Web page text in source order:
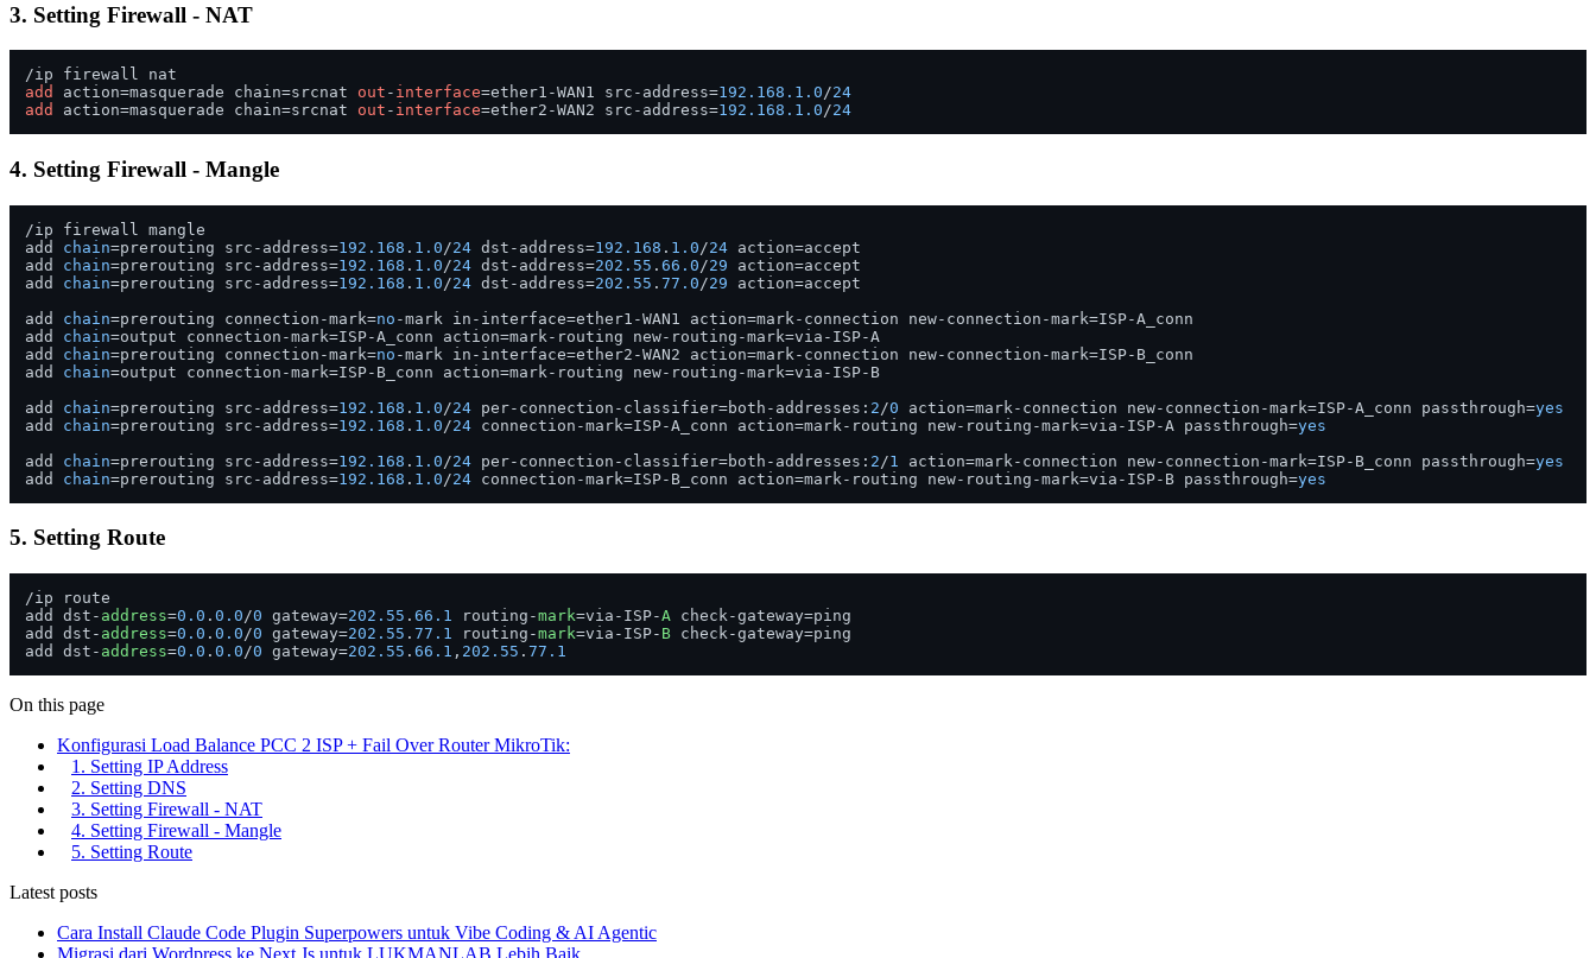
3. Setting Firewall - NAT
add
action=masquerade chain=srcnat out - interface=ether1-WAN1 src-address=192.168 .1 .0/24
add
action=masquerade chain=srcnat out - interface=ether2-WAN2 src-address=192.168 .1 .0/24
4. Setting Firewall - Mangle
/ip firewall mangle
add chain=prerouting src-address=192.168 . 1.0 /24 dst-address=192.168 . 1.0 /24 action=accept
add chain=prerouting src-address=192.168 . 1.0 /24 dst-address=202.55 . 66.0 /29 action=accept
add chain=prerouting src-address=192.168 . 1.0 /24 dst-address=202.55 . 77.0 /29 action=accept
add chain=prerouting connection-mark=no -mark in-interface=ether1-WAN1 action=mark-connection new-connection-mark=ISP-A_conn
add chain=output connection-mark=ISP-A_conn action=mark-routing new-routing-mark=via-ISP-A
add chain=prerouting connection-mark=no -mark in-interface=ether2-WAN2 action=mark-connection new-connection-mark=ISP-B_conn
add chain=output connection-mark=ISP-B_conn action=mark-routing new-routing-mark=via-ISP-B
add chain=prerouting src-address=192.168 . 1.0 /24 per-connection-classifier=both-addresses: 2 /0 action=mark-connection new-connection-mark=ISP-A_conn passthrough=yes
add chain=prerouting src-address=192.168 . 1.0 /24 connection-mark=ISP-A_conn action=mark-routing new-routing-mark=via-ISP-A passthrough=yes
add chain=prerouting src-address=192.168 . 1.0 /24 per-connection-classifier=both-addresses: 2 /1 action=mark-connection new-connection-mark=ISP-B_conn passthrough=yes
add chain=prerouting src-address=192.168 . 1.0 /24 connection-mark=ISP-B_conn action=mark-routing new-routing-mark=via-ISP-B passthrough=yes
5. Setting Route
/ip route
add dst- address=0.0 . 0.0/0 gateway=202.55 . 66.1 routing-mark=via-ISP-A check-gateway=ping
add dst- address=0.0 . 0.0/0 gateway=202.55 . 77.1 routing-mark=via-ISP- B check-gateway=ping
add dst- address=0.0 . 0.0/0 gateway=202.55 . 66.1 , 202.55 . 77.1
On this page
Konfigurasi Load Balance PCC 2 ISP + Fail Over Router MikroTik:
1. Setting IP Address
2. Setting DNS
3. Setting Firewall - NAT
4. Setting Firewall - Mangle
5. Setting Route
Latest posts
Cara Install Claude Code Plugin Superpowers untuk Vibe Coding & AI Agentic
Migrasi dari Wordpress ke Next.Js untuk LUKMANLAB Lebih Baik